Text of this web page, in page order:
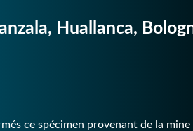
Huallanca,
ce spécimen provenant de la mine